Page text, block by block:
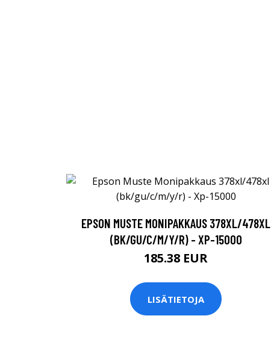
EPSON MUSTE MONIPAKKAUS 378XL/478XL
(BK/GU/C/M/Y/R) - XP-15000
185.38 EUR
LISÄTIETOJA